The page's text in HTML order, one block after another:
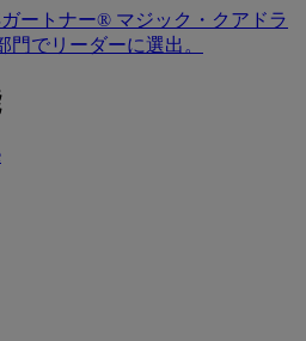
ガートナー® マジック・クアドラ
でリーダーに選出。